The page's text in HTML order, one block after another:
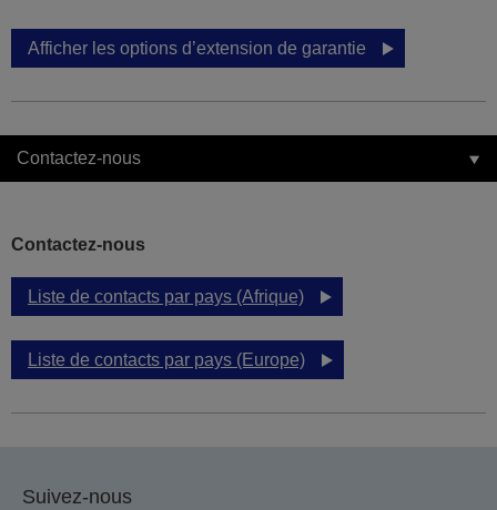
Afficher les options d’extension de garantie
Contactez-nous
Contactez-nous
Liste de contacts par pays (Afrique)
Liste de contacts par pays (Europe)
Suivez-nous